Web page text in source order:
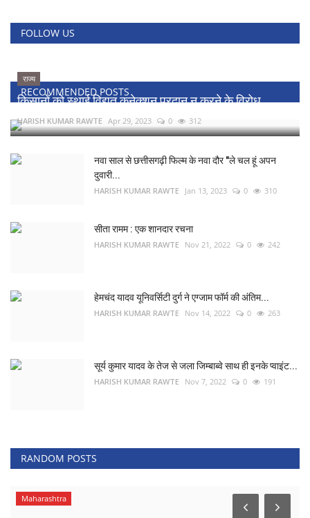
FOLLOW US
RECOMMENDED POSTS
राज्य
किसानों को स्थाई विद्युत कनेक्शन प्रदान न करने के विरोध...
HARISH KUMAR RAWTE Apr 29, 2023 0 312
नवा साल से छत्तीसगढ़ी फिल्म के नवा दौर "ले चल हूं अपन
दुवारी...
HARISH KUMAR RAWTE Jan 13, 2023 0 310
सीता रामम : एक शानदार रचना
HARISH KUMAR RAWTE Nov 21, 2022 0 242
हेमचंद यादव यूनिवर्सिटी दुर्ग ने एग्जाम फॉर्म की अंतिम...
HARISH KUMAR RAWTE Nov 14, 2022 0 263
सूर्य कुमार यादव के तेज से जला जिम्बाब्वे साथ ही इनके प्वाइंट...
HARISH KUMAR RAWTE Nov 7, 2022 0 191
RANDOM POSTS
Maharashtra